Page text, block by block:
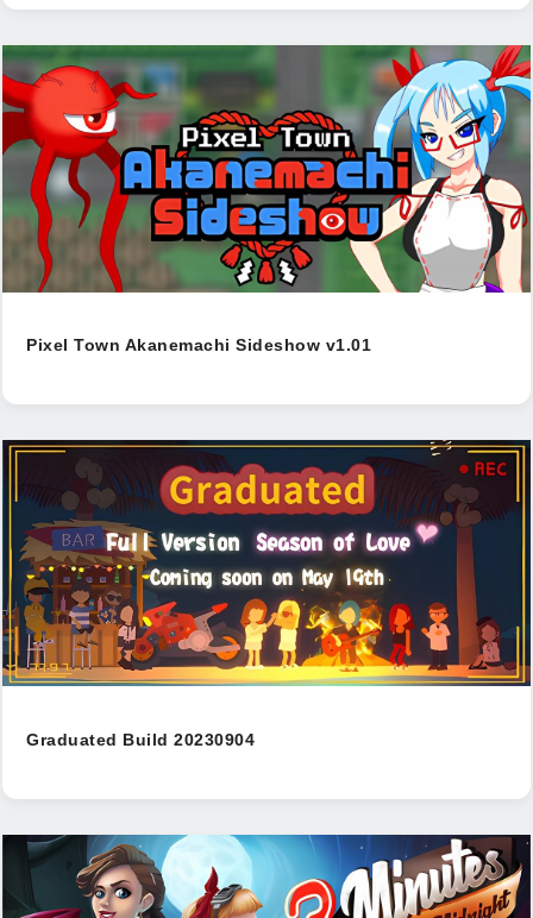
Pixel Town Akanemachi Sideshow v1.01
Graduated Build 20230904